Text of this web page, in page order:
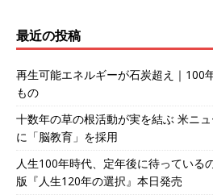
最近の投稿
再生可能エネルギーが石炭超え｜100
もの
十数年の草の根活動が実を結ぶ 米ニ
に「脳教育」を採用
人生100年時代、定年後に待っている
版『人生120年の選択』本日発売